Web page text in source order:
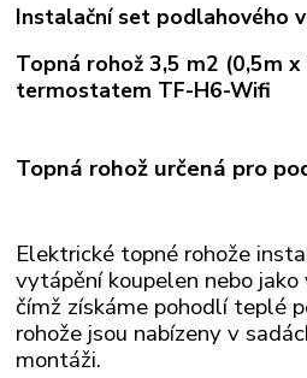
Instalační set podlahového
Topná rohož 3,5 m2 (0,5m
termostatem TF-H6-Wifi
Topná rohož určená pro
Elektrické topné rohože
vytápění koupelen nebo
čímž získáme pohodlí teplé
rohože jsou nabízeny v
montáži.